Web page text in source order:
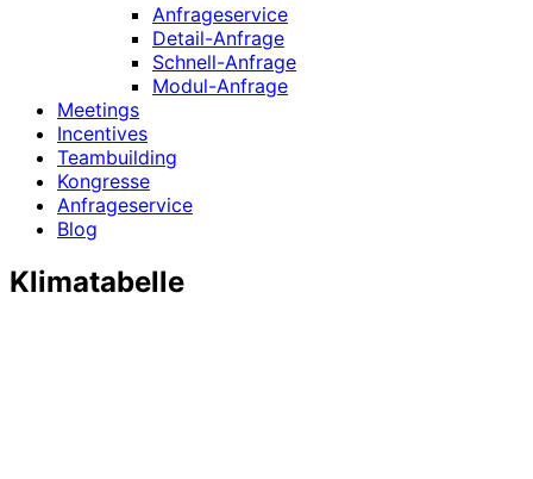
Anfrageservice
Detail-Anfrage
Schnell-Anfrage
Modul-Anfrage
Meetings
Incentives
Teambuilding
Kongresse
Anfrageservice
Blog
Klimatabelle